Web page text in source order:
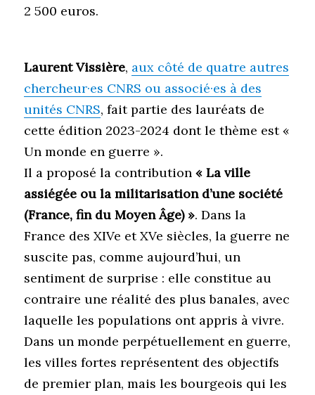
2 500 euros.
Laurent Vissière, aux côté de quatre autres
chercheur·es CNRS ou associé·es à des
unités CNRS, fait partie des lauréats de
cette édition 2023-2024 dont le thème est «
Un monde en guerre ».
Il a proposé la contribution« La ville
assiégée ou la militarisation d’une société
(France, fin du Moyen Âge) ». Dans la
France des XIVe et XVe siècles, la guerre ne
suscite pas, comme aujourd’hui, un
sentiment de surprise : elle constitue au
contraire une réalité des plus banales, avec
laquelle les populations ont appris à vivre.
Dans un monde perpétuellement en guerre,
les villes fortes représentent des objectifs
de premier plan, mais les bourgeois qui les